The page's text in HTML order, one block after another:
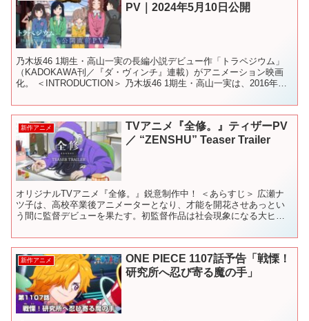
PV｜2024年5月10日公開
乃木坂46 1期生・高山一実の長編小説デビュー作「トラペジウム」
（KADOKAWA刊／『ダ・ヴィンチ』連載）がアニメーション映画
化。 ＜INTRODUCTION＞ 乃木坂46 1期生・高山一実は、2016年か
新作アニメ
TVアニメ『全修。』ティザーPV
／ “ZENSHU” Teaser Trailer
オリジナルTVアニメ『全修。』鋭意制作中！ ＜あらすじ＞ 広瀬ナ
ツ子は、高校卒業後アニメーターとなり、才能を開花させあっとい
う間に監督デビューを果たす。初監督作品は社会現象になる大ヒッ
新作アニメ
ONE PIECE 1107話予告「戦慄！
研究所へ忍び寄る魔の手」